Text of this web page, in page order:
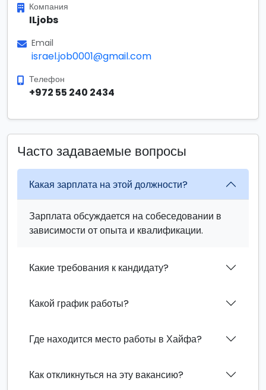
Компания
ILjobs
Email
israel.job0001@gmail.com
Телефон
+972 55 240 2434
Часто задаваемые вопросы
Какая зарплата на этой должности?
Зарплата обсуждается на собеседовании в
зависимости от опыта и квалификации.
Какие требования к кандидату?
Какой график работы?
Где находится место работы в Хайфа?
Как откликнуться на эту вакансию?